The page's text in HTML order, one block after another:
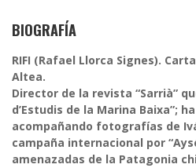
BIOGRAFÍA
RIFI (Rafael Llorca Signes).
Altea.
Director de la revista “Sarrià”
d’Estudis de la Marina Baixa”;
acompañando fotografías de
campaña internacional por
amenazadas de la Patagonia